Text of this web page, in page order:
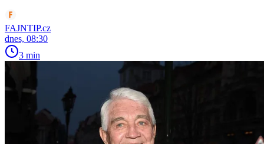
FAJNTIP.cz
dnes, 08:30
3 min